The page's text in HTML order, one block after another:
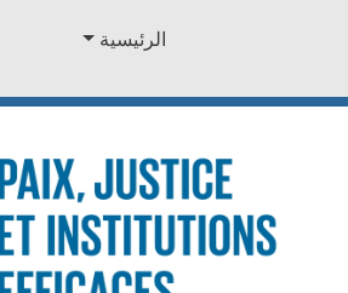
الرئيسية